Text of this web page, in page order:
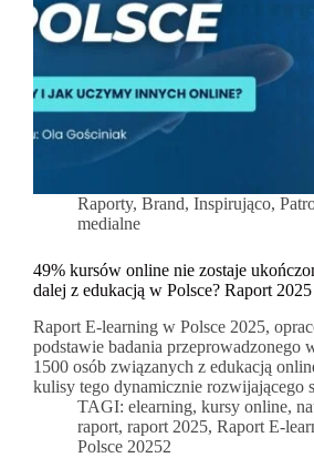
Raporty, Brand, Inspirująco,
medialne
49% kursów online nie zostaje
dalej z edukacją w Polsce? Raport 2025
Raport E-learning w Polsce 2025,
podstawie badania przeprowadzonego
1500 osób związanych z edukacją
kulisy tego dynamicznie rozwijającego
TAGI: elearning,kursy online,
raport, raport 2025, Raport E-
Polsce 20252